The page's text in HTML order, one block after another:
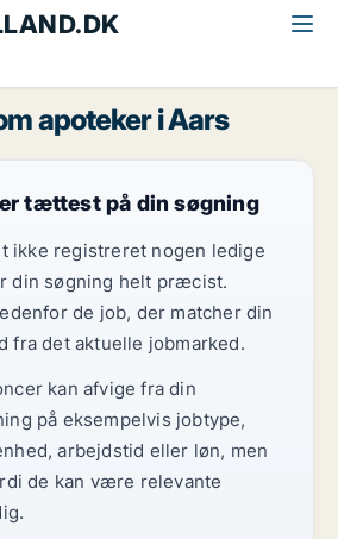
apoteker i Aars
tættest på din søgning
ikke registreret nogen ledige
din søgning helt præcist.
de job, der matcher din
fra det aktuelle jobmarked.
kan afvige fra din
på eksempelvis jobtype,
arbejdstid eller løn, men
de kan være relevante